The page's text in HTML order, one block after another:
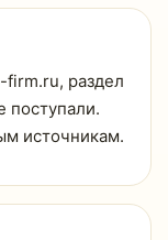
firm.ru, раздел
поступали.
источникам.